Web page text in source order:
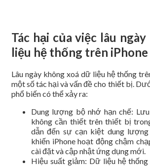
Tác hại của việc lâu
liệu hệ thống trên iPhone
Lâu ngày không xoá dữ liệu hệ thống
một số tác hại và vấn đề cho thiết bị.
phổ biến có thể xảy ra:
Dung lượng bộ nhớ hạn chế:
không cần thiết trên thiết bị
dẫn đến sự cạn kiệt dung
khiến iPhone hoạt động chậm
cài đặt và cập nhật ứng dụng mới.
Hiệu suất giảm: Dữ liệu hệ